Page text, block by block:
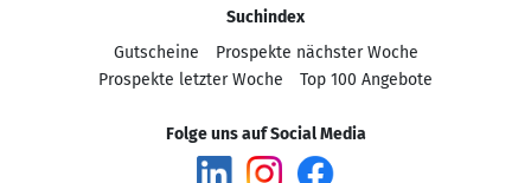
Suchindex
Gutscheine
Prospekte nächster Woche
Prospekte letzter Woche
Top 100 Angebote
Folge uns auf Social Media